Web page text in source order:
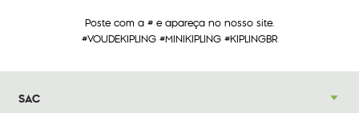
Poste com a # e apareça no nosso site.
#VOUDEKIPLING #MINIKIPLING #KIPLINGBR
SAC